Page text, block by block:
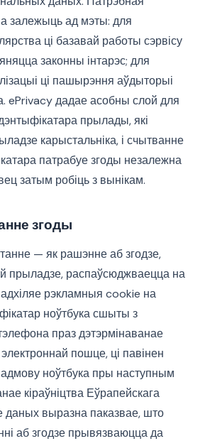
залежыць ад мэты: для
ці базавай работы сэрвісу
законны інтарэс; для
ці пашырэння аўдыторыі
ePrivacy дадае асобны слой для
прылады, які
карыстальніка, і счытванне
патрабуе згоды незалежна
затым робіць з вынікам.
згоды
— як рашэнне аб згодзе,
прыладзе, распаўсюджваецца на
рэкламныя cookie на
ноўтбука сшыты з
праз дэтэрмінаванае
пошце, ці павінен
ноўтбука пры наступным
кіраўніцтва Еўрапейскага
даных выразна паказвае, што
аб згодзе прывязваюцца да